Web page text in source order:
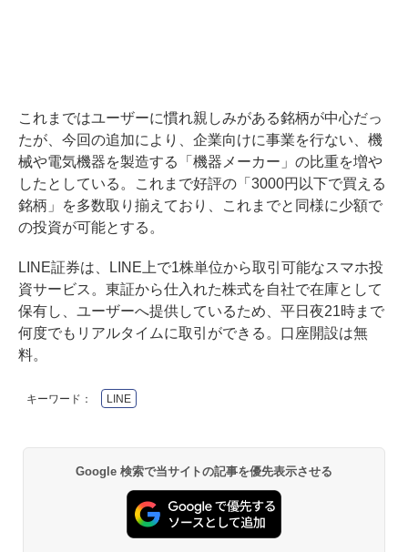
これまではユーザーに慣れ親しみがある銘柄が中心だっ
たが、今回の追加により、企業向けに事業を行ない、機
械や電気機器を製造する「機器メーカー」の比重を増や
したとしている。これまで好評の「3000円以下で買える
銘柄」を多数取り揃えており、これまでと同様に少額で
の投資が可能とする。
LINE証券は、LINE上で1株単位から取引可能なスマホ投
資サービス。東証から仕入れた株式を自社で在庫として
保有し、ユーザーへ提供しているため、平日夜21時まで
何度でもリアルタイムに取引ができる。口座開設は無
料。
キーワード： LINE
Google 検索で当サイトの記事を優先表示させる